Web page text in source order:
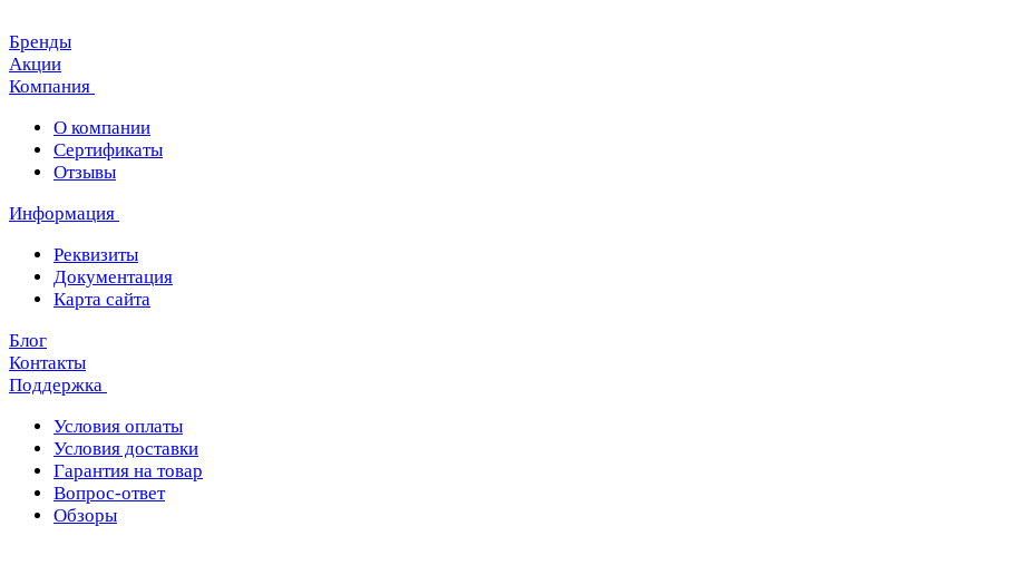
Бренды
Акции
Компания
О компании
Сертификаты
Отзывы
Информация
Реквизиты
Документация
Карта сайта
Блог
Контакты
Поддержка
Условия оплаты
Условия доставки
Гарантия на товар
Вопрос-ответ
Обзоры